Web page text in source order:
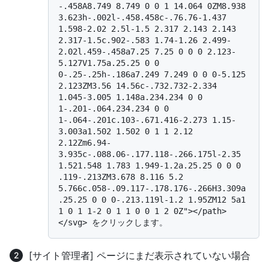
-.458A8.749 8.749 0 0 1 14.064 0ZM8.938
3.623h-.002l-.458.458c-.76.76-1.437
1.598-2.02 2.5l-1.5 2.317 2.143 2.143
2.317-1.5c.902-.583 1.74-1.26 2.499-
2.02l.459-.458a7.25 7.25 0 0 0 2.123-
5.127V1.75a.25.25 0 0
0-.25-.25h-.186a7.249 7.249 0 0 0-5.125
2.123ZM3.56 14.56c-.732.732-2.334
1.045-3.005 1.148a.234.234 0 0
1-.201-.064.234.234 0 0
1-.064-.201c.103-.671.416-2.273 1.15-
3.003a1.502 1.502 0 1 1 2.12
2.12Zm6.94-
3.935c-.088.06-.177.118-.266.175l-2.35
1.521.548 1.783 1.949-1.2a.25.25 0 0 0
.119-.213ZM3.678 8.116 5.2
5.766c.058-.09.117-.178.176-.266H3.309a
.25.25 0 0 0-.213.119l-1.2 1.95ZM12 5a1
1 0 1 1-2 0 1 1 0 0 1 2 0Z"></path>
[サイト管理者] ページにまだ表示されていない場合